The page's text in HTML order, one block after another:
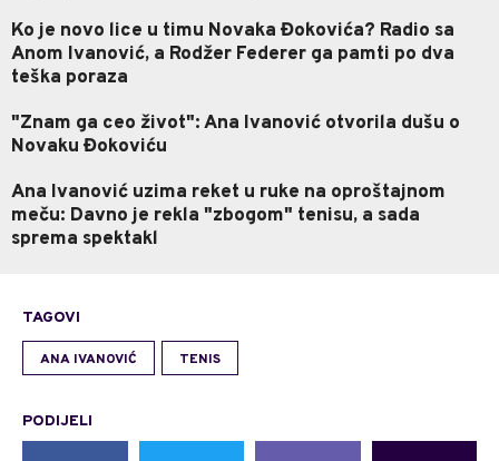
Ko je novo lice u timu Novaka Đokovića? Radio sa
Anom Ivanović, a Rodžer Federer ga pamti po dva
teška poraza
"Znam ga ceo život": Ana Ivanović otvorila dušu o
Novaku Đokoviću
Ana Ivanović uzima reket u ruke na oproštajnom
meču: Davno je rekla "zbogom" tenisu, a sada
sprema spektakl
TAGOVI
ANA IVANOVIĆ TENIS
PODIJELI